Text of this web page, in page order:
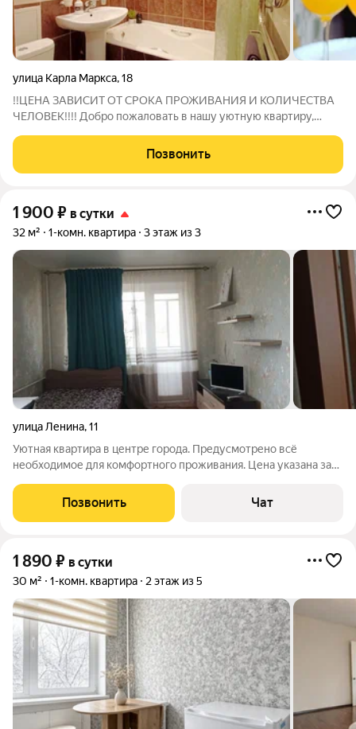
улица Карла Маркса,18
!!ЦЕНА ЗАВИСИТ ОТ СРОКА ПРОЖИВАНИЯ И КОЛИЧЕСТВА
ЧЕЛОВЕК!!!! Добро пожаловать в нашу уютную квартиру,
ценит комфорт и удобство. Не зависимо от того,
путешествуете ли Вы по делам или на
Позвонить
1 900 ₽ в сутки
32 м² 1-комн. квартира 3 этаж из 3
улица Ленина,11
Уютная квартира в центре города. Предусмотрено всё
необходимое для комфортного проживания. Цена указана за
договоримся и подберём для Вас жильё.
Позвонить Чат
1 890 ₽ в сутки
30 м² 1-комн. квартира 2 этаж из 5